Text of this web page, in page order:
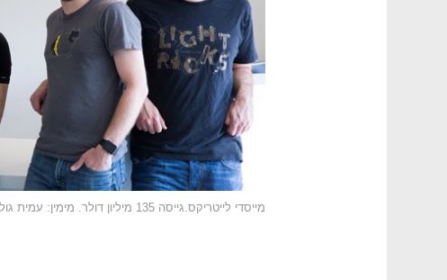
מייסדי לייטריקס.גייסה 135 מיליון דולר. מימין: עמית גולדשטיין, ירון אינגר, זאב פרבמן וניר פוצטר